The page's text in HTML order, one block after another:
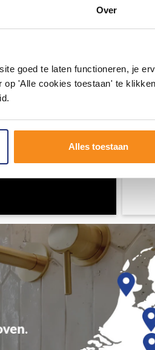
Over
goed te laten functioneren, je
op 'Alle cookies toestaan' te
Alles toestaan
tag @megadumpnl. Samen